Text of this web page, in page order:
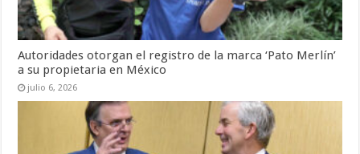
Autoridades otorgan el registro de la marca ‘Pato Merlín’
a su propietaria en México
julio 6, 2026